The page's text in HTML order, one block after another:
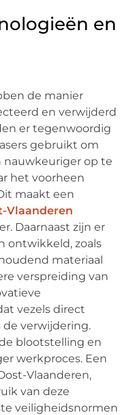
en
de manier
en verwijderd
er tegenwoordig
gebruikt om
nauwkeuriger op te
het voorheen
maakt een
Vlaanderen
Daarnaast zijn er
ontwikkeld, zoals
materiaal
verspreiding van
vezels direct
verwijdering.
blootstelling en
werkproces. Een
Vlaanderen,
van deze
veiligheidsnormen